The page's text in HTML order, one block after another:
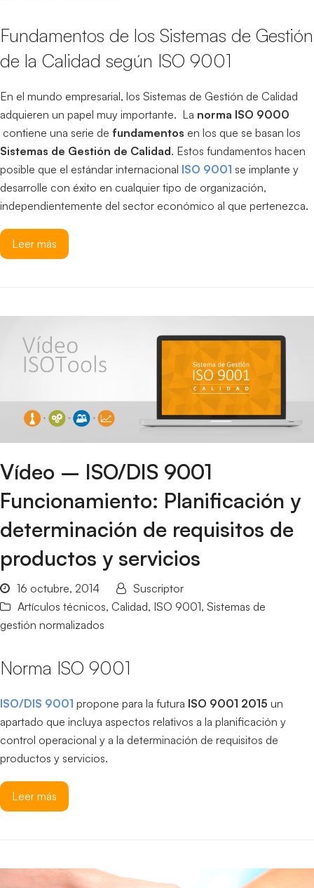
Fundamentos de los Sistemas de Gestión
de la Calidad según ISO 9001
En el mundo empresarial, los Sistemas de Gestión de Calidad
adquieren un papel muy importante. La norma ISO 9000
contiene una serie de fundamentos en los que se basan los
Sistemas de Gestión de Calidad. Estos fundamentos hacen
posible que el estándar internacional ISO 9001 se implante y
desarrolle con éxito en cualquier tipo de organización,
independientemente del sector económico al que pertenezca.
Leer más
Vídeo – ISO/DIS 9001
Funcionamiento: Planificación y
determinación de requisitos de
productos y servicios
16 octubre, 2014
Suscriptor
Artículos técnicos, Calidad, ISO 9001, Sistemas de
gestión normalizados
Norma ISO 9001
ISO/DIS 9001 propone para la futura ISO 9001 2015 un
apartado que incluya aspectos relativos a la planificación y
control operacional y a la determinación de requisitos de
productos y servicios.
Leer más